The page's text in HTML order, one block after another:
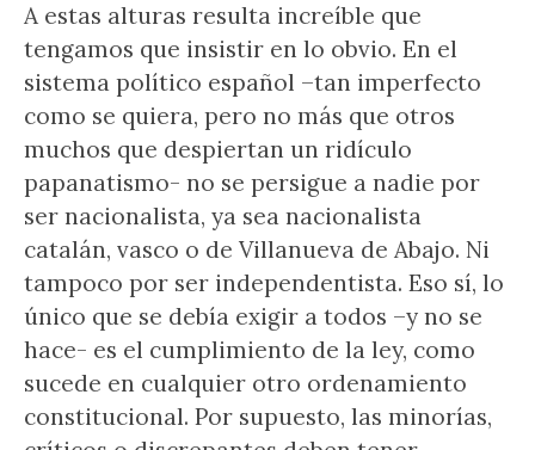
A estas alturas resulta increíble que
tengamos que insistir en lo obvio. En el
sistema político español –tan imperfecto
como se quiera, pero no más que otros
muchos que despiertan un ridículo
papanatismo- no se persigue a nadie por
ser nacionalista, ya sea nacionalista
catalán, vasco o de Villanueva de Abajo. Ni
tampoco por ser independentista. Eso sí, lo
único que se debía exigir a todos –y no se
hace- es el cumplimiento de la ley, como
sucede en cualquier otro ordenamiento
constitucional. Por supuesto, las minorías,